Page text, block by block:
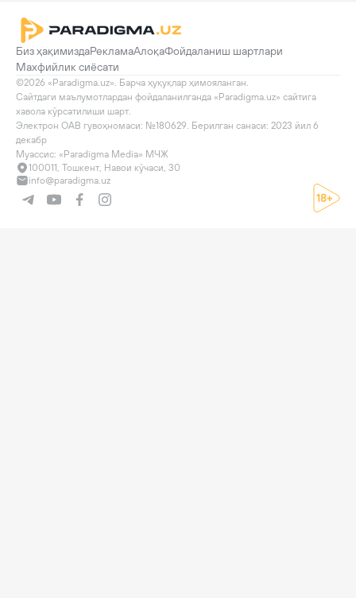
Биз ҳақимиздаРекламаАлоқаФойдаланиш шартлари
Махфийлик сиёсати
©2026 «Paradigma.uz». Барча ҳуқуқлар ҳимояланган.
Сайтдаги маълумотлардан фойдаланилганда «Paradigma.uz» сайтига
хавола кўрсатилиши шарт.
Электрон ОАВ гувоҳномаси: №180629. Берилган санаси: 2023 йил 6
декабр
Муассис: «Paradigma Media» МЧЖ
100011, Тошкент, Навои кўчаси, 30
info@paradigma.uz